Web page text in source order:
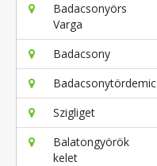
Badacsonyörs
Varga
Badacsony
Badacsonytördemic
Szigliget
Balatongyörök
kelet